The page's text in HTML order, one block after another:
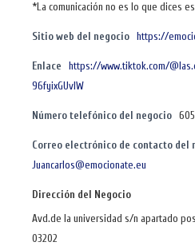
*La comunicación no es lo que dices
Sitio web del negocio https://
Enlace
https://www.tiktok.com/
96fyixGUvlW
Número telefónico del negocio
Correo electrónico de contacto del
Juancarlos@emocionate.eu
Dirección del Negocio
Avd.de la universidad s/n apartado
03202